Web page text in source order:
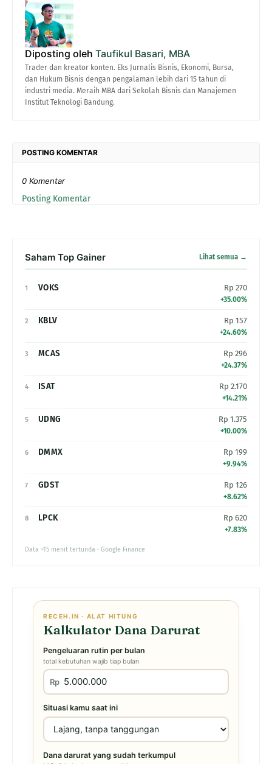
Diposting oleh Taufikul Basari, MBA
Trader dan kreator konten. Eks Jurnalis Bisnis, Ekonomi, Bursa,
dan Hukum Bisnis dengan pengalaman lebih dari 15 tahun di
industri media. Meraih MBA dari Sekolah Bisnis dan Manajemen
Institut Teknologi Bandung.
POSTING KOMENTAR
0 Komentar
Posting Komentar
Saham Top Gainer Lihat semua →
1 VOKS Rp 270
+35.00%
2 KBLV Rp 157
+24.60%
3 MCAS Rp 296
+24.37%
4 ISAT Rp 2.170
+14.21%
5 UDNG Rp 1.375
+10.00%
6 DMMX Rp 199
+9.94%
7 GDST Rp 126
+8.62%
8 LPCK Rp 620
+7.83%
Data ~15 menit tertunda · Google Finance
RECEH.IN · ALAT HITUNG
Kalkulator Dana Darurat
Pengeluaran rutin per bulan
total kebutuhan wajib tiap bulan
Rp
Situasi kamu saat ini
Dana darurat yang sudah terkumpul